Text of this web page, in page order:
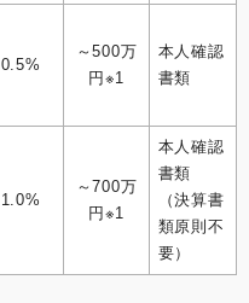
0.5%
～500万
円※1
本人確認
書類
1.0%
～700万
円※1
本人確認
書類
（決算書
類原則不
要）